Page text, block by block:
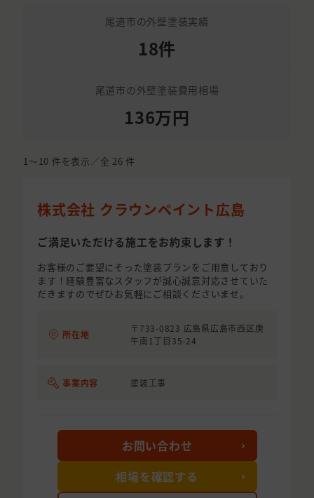
尾道市の外壁塗装実績
18件
尾道市の外壁塗装費用相場
136万円
1〜10 件を表示／全 26 件
株式会社 クラウンペイント広島
ご満足いただける施工をお約束します！
お客様のご要望にそった塗装プランをご用意しており
ます！経験豊富なスタッフが誠心誠意対応させていた
だきますのでぜひお気軽にご相談くださいませ。
所在地
〒733-0823 広島県広島市西区庚
午南1丁目35-24
事業内容 塗装工事
お問い合わせ
相場を確認する